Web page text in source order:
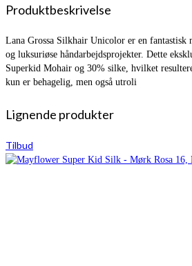
Produktbeskrivelse
Lana Grossa Silkhair Unicolor er en
og luksuriøse håndarbejdsprojekter. Dette
Superkid Mohair og 30% silke, hvilket
kun er behagelig, men også utroli
Lignende produkter
Tilbud